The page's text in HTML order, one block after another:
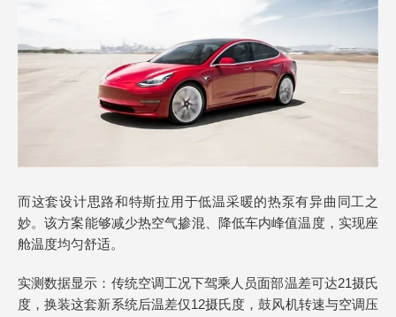
而这套设计思路和特斯拉用于低温采暖的热泵有异曲同工之
妙。该方案能够减少热空气掺混、降低车内峰值温度，实现座
舱温度均匀舒适。
实测数据显示：传统空调工况下驾乘人员面部温差可达21摄氏
度，换装这套新系统后温差仅12摄氏度，鼓风机转速与空调压